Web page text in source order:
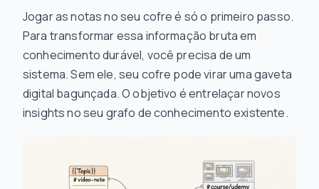
Jogar as notas no seu cofre é só o primeiro passo.
Para transformar essa informação bruta em
conhecimento durável, você precisa de um
sistema. Sem ele, seu cofre pode virar uma gaveta
digital bagunçada. O objetivo é entrelaçar novos
insights no seu grafo de conhecimento existente.